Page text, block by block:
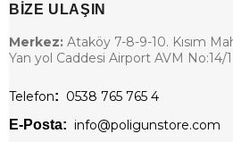
BİZE ULAŞIN
Merkez: Ataköy 7-8-9-10. Kısım
Yan yol Caddesi Airport AVM No:14/
Telefon: 0538 765 765 4
E-Posta: info@poligunstore.com